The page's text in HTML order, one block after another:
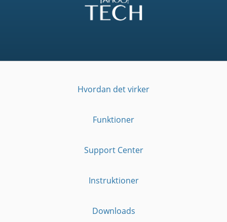
Hvordan det virker
Funktioner
Support Center
Instruktioner
Downloads